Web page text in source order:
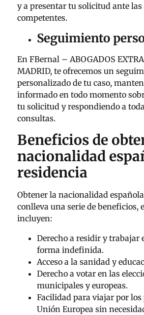
y a presentar tu solicitud ante
competentes.
Seguimiento
En FBernal – ABOGADOS
MADRID, te ofrecemos un
personalizado de tu caso,
informado en todo momento
tu solicitud y respondiendo a
consultas.
Beneficios de
nacionalidad
residencia
Obtener la nacionalidad
conlleva una serie de beneficios,
incluyen:
Derecho a residir y trabajar
forma indefinida.
Acceso a la sanidad y
Derecho a votar en las
municipales y europeas.
Facilidad para viajar por los
Unión Europea sin